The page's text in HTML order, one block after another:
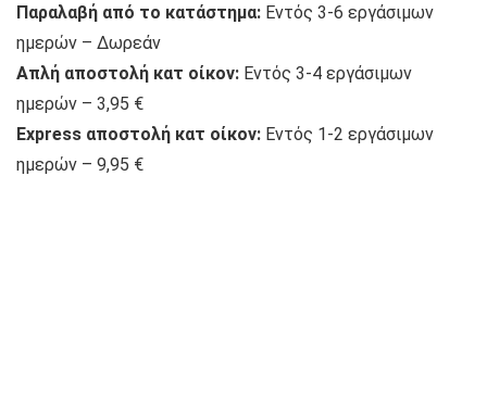
Παραλαβή από το κατάστημα: Εντός 3-6 εργάσιμων
ημερών – Δωρεάν
Απλή αποστολή κατ οίκον: Εντός 3-4 εργάσιμων
ημερών – 3,95 €
Express αποστολή κατ οίκον: Εντός 1-2 εργάσιμων
ημερών – 9,95 €